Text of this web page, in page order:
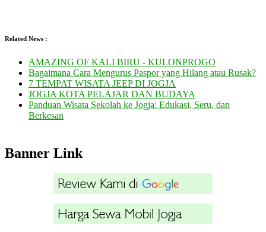
Related News :
AMAZING OF KALI BIRU - KULONPROGO
Bagaimana Cara Mengurus Paspor yang Hilang atau Rusak?
7 TEMPAT WISATA JEEP DI JOGJA
JOGJA KOTA PELAJAR DAN BUDAYA
Panduan Wisata Sekolah ke Jogja: Edukasi, Seru, dan
Berkesan
Banner Link